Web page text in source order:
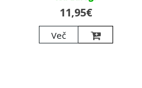
11,95€
Več